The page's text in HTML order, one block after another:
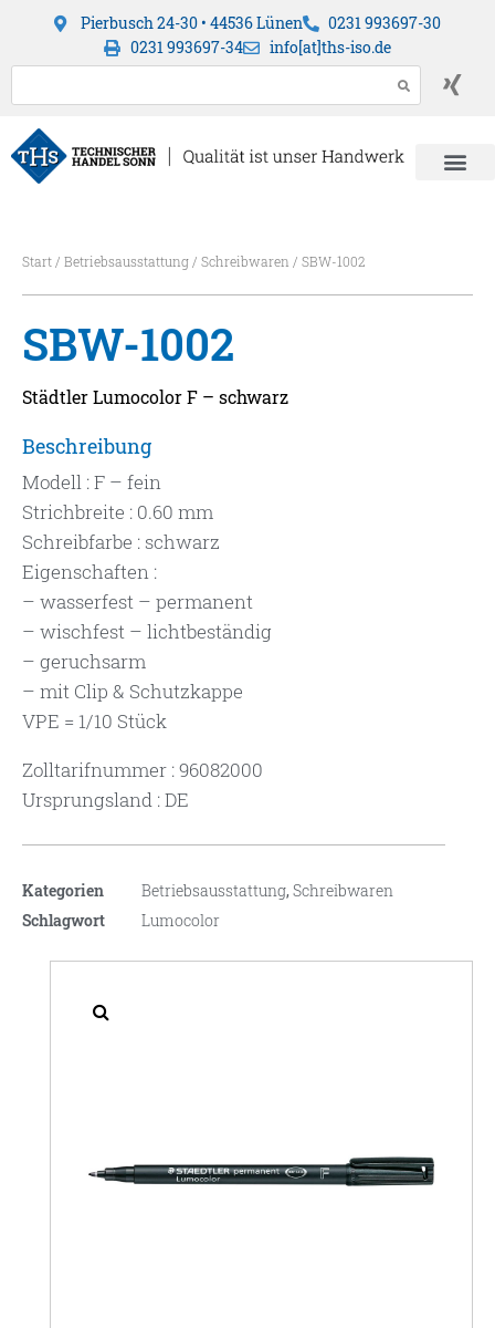
Pierbusch 24-30 • 44536 Lünen
0231 993697-30
0231 993697-34
info[at]ths-iso.de
Start/ Betriebsausstattung/ Schreibwaren / SBW-1002
SBW-1002
Städtler Lumocolor F – schwarz
Beschreibung
Modell : F – fein
Strichbreite : 0.60 mm
Schreibfarbe : schwarz
Eigenschaften :
– wasserfest – permanent
– wischfest – lichtbeständig
– geruchsarm
– mit Clip & Schutzkappe
VPE = 1/10 Stück
Zolltarifnummer : 96082000
Ursprungsland : DE
Kategorien Betriebsausstattung,Schreibwaren
Schlagwort
Lumocolor